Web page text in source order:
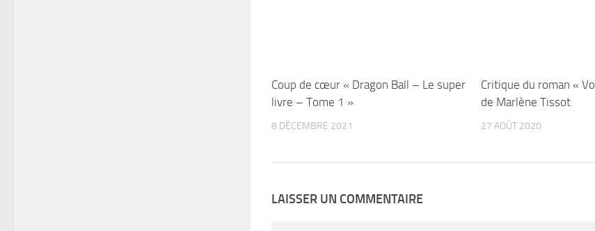
Coup de cœur « Dragon Ball – Le super
livre – Tome 1 »
8 DÉCEMBRE 2021
Critique du roman «
de Marlène Tissot
27 AOÛT 2020
LAISSER UN COMMENTAIRE